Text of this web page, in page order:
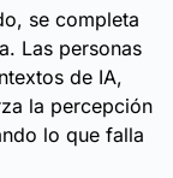
se completa
Las personas
de IA,
la percepción
lo que falla